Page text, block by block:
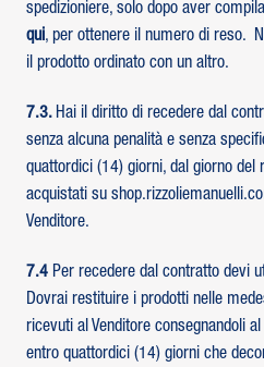
spedizioniere, solo dopo aver
qui, per ottenere il numero di reso.
il prodotto ordinato con un altro.
7.3. Hai il diritto di recedere dal
senza alcuna penalità e senza
quattordici (14) giorni, dal giorno del
acquistati su
Venditore.
7.4 Per recedere dal contratto devi
Dovrai restituire i prodotti nelle
ricevuti al Venditore consegnandoli
entro quattordici (14) giorni che